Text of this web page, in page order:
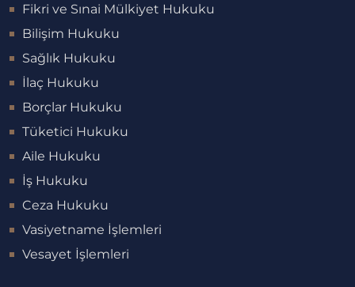
Fikri ve Sınai Mülkiyet Hukuku
Bilişim Hukuku
Sağlık Hukuku
İlaç Hukuku
Borçlar Hukuku
Tüketici Hukuku
Aile Hukuku
İş Hukuku
Ceza Hukuku
Vasiyetname İşlemleri
Vesayet İşlemleri